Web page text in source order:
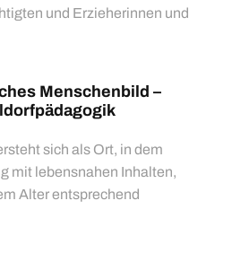
und Erzieherinnen und
Menschenbild –
sich als Ort, in dem
mit lebensnahen Inhalten,
Alter entsprechend